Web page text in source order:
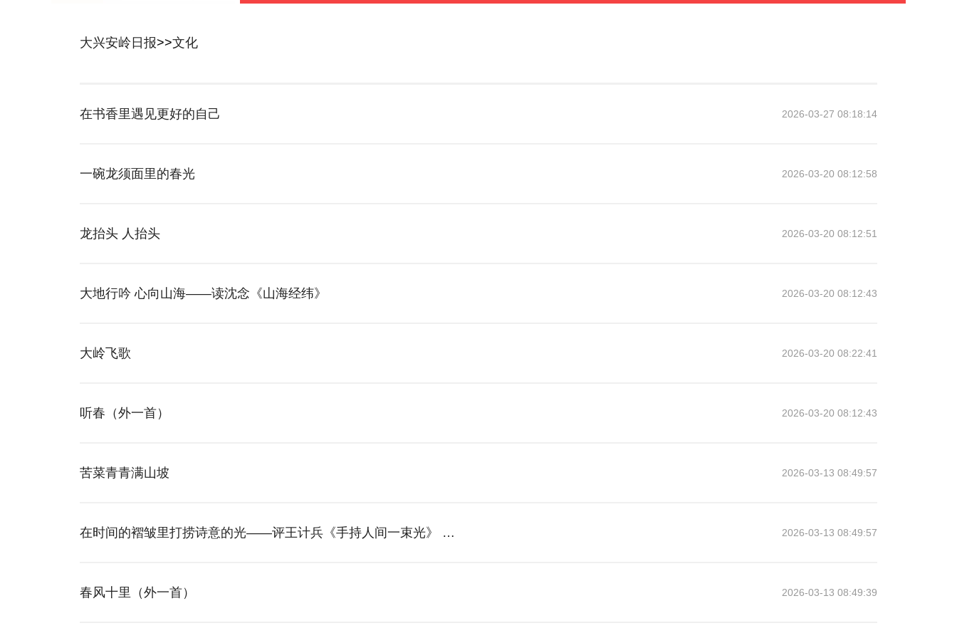
大兴安岭日报>>文化
在书香里遇见更好的自己 2026-03-27 08:18:14
一碗龙须面里的春光 2026-03-20 08:12:58
龙抬头 人抬头 2026-03-20 08:12:51
大地行吟 心向山海——读沈念《山海经纬》 2026-03-20 08:12:43
大岭飞歌 2026-03-20 08:22:41
听春（外一首） 2026-03-20 08:12:43
苦菜青青满山坡 2026-03-13 08:49:57
在时间的褶皱里打捞诗意的光——评王计兵《手持人间一束光》 … 2026-03-13 08:49:57
春风十里（外一首） 2026-03-13 08:49:39